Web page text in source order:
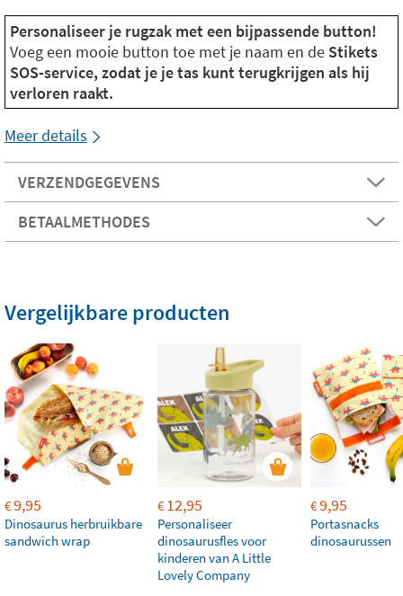
Personaliseer je rugzak met een bijpassende button!
Voeg een mooie button toe met je naam en de Stikets
SOS-service, zodat je je tas kunt terugkrijgen als hij
verloren raakt.
Meer details
VERZENDGEGEVENS
BETAALMETHODES
Vergelijkbare producten
€9,95
Dinosaurus herbruikbare
sandwich wrap
€12,95
Personaliseer
dinosaurusfles voor
kinderen van A Little
Lovely Company
€9,95
Portasnacks
dinosaurussen